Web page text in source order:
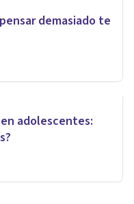
demasiado te
adolescentes: